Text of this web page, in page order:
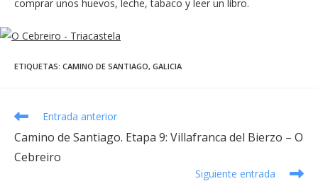
comprar unos huevos, leche, tabaco y leer un libro.
ETIQUETAS: CAMINO DE SANTIAGO, GALICIA
Leer
artículos
Entrada anterior
Camino de Santiago. Etapa 9: Villafranca del Bierzo – O
Cebreiro
Siguiente entrada